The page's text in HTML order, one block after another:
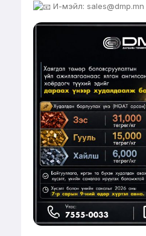
И-мэйл: sales@dmp.mn